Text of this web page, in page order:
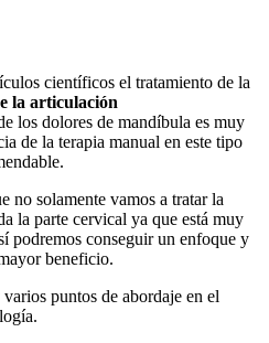
científicos el tratamiento de la
la articulación
los dolores de mandíbula es muy
de la terapia manual en este tipo
no solamente vamos a tratar la
la parte cervical ya que está muy
podremos conseguir un enfoque y
beneficio.
puntos de abordaje en el